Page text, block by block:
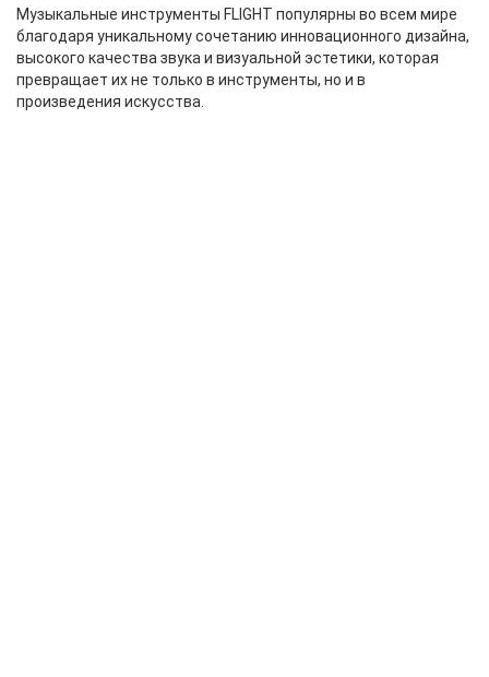
Музыкальные инструменты FLIGHT популярны во всем мире
благодаря уникальному сочетанию инновационного дизайна,
высокого качества звука и визуальной эстетики, которая
превращает их не только в инструменты, но и в
произведения искусства.